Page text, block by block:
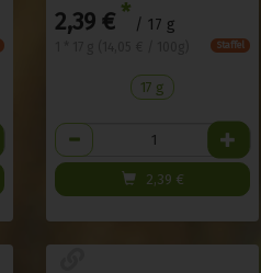
2,39 € * / 17 g
Staffel
17 g
Anzahl
2,39 €